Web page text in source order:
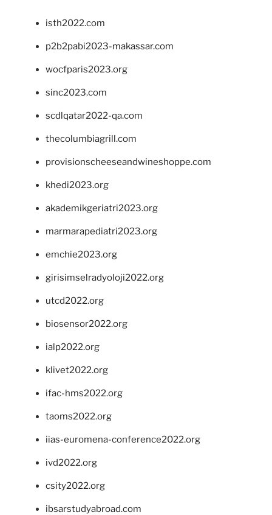
isth2022.com
p2b2pabi2023-makassar.com
wocfparis2023.org
sinc2023.com
scdlqatar2022-qa.com
thecolumbiagrill.com
provisionscheeseandwineshoppe.com
khedi2023.org
akademikgeriatri2023.org
marmarapediatri2023.org
emchie2023.org
girisimselradyoloji2022.org
utcd2022.org
biosensor2022.org
ialp2022.org
klivet2022.org
ifac-hms2022.org
taoms2022.org
iias-euromena-conference2022.org
ivd2022.org
csity2022.org
ibsarstudyabroad.com